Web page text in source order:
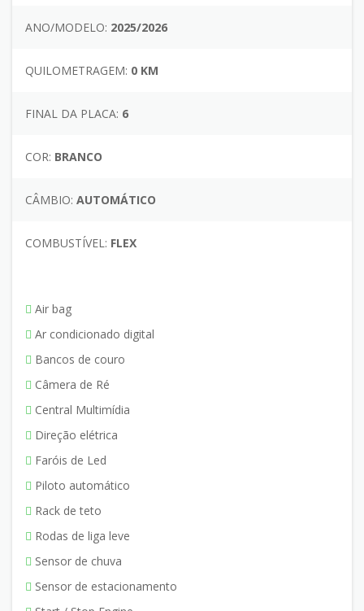
ANO/MODELO: 2025/2026
QUILOMETRAGEM: 0 KM
FINAL DA PLACA: 6
COR: BRANCO
CÂMBIO: AUTOMÁTICO
COMBUSTÍVEL: FLEX
Air bag
Ar condicionado digital
Bancos de couro
Câmera de Ré
Central Multimídia
Direção elétrica
Faróis de Led
Piloto automático
Rack de teto
Rodas de liga leve
Sensor de chuva
Sensor de estacionamento